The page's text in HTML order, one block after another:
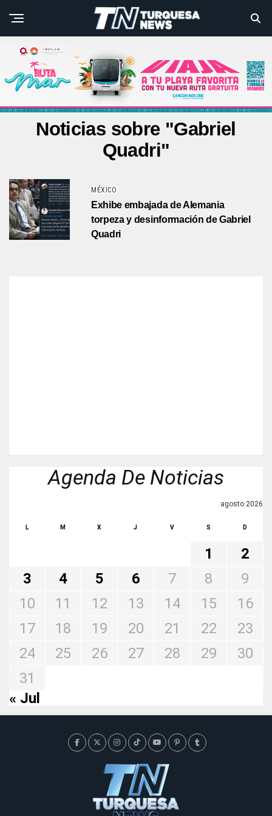
Noticias sobre "Gabriel
Quadri"
MÉXICO
Exhibe embajada de Alemania
torpeza y desinformación de Gabriel
Quadri
Agenda De Noticias
agosto 2026
L M X J V S D
1
2
3
4 5 6 7 8
9
10
11 12 13 14 15
16
17
18 19 20 21 22
23
24
25 26 27 28 29
30
31
« Jul